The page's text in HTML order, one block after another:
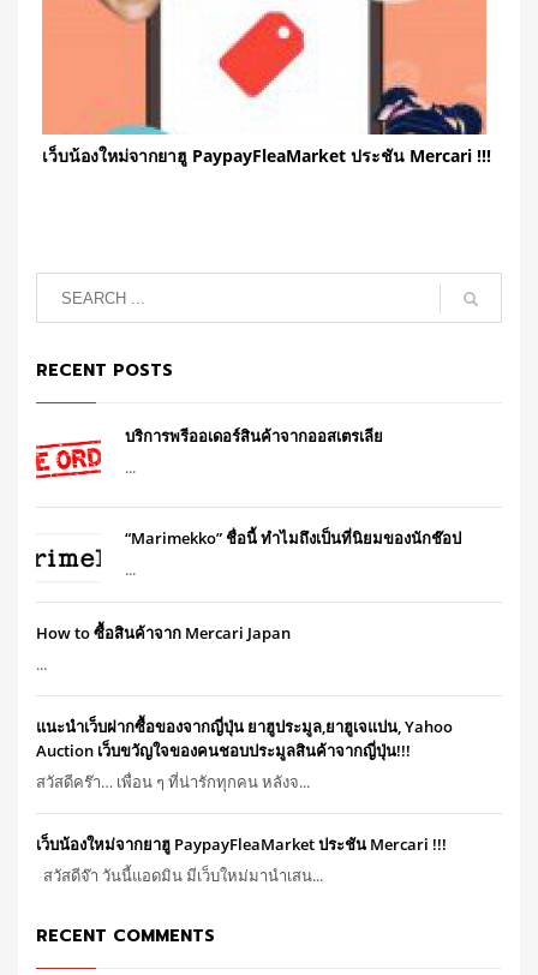
เว็บน้องใหม่จากยาฮู PaypayFleaMarket ประชัน Mercari !!!
RECENT POSTS
บริการพรีออเดอร์สินค้าจากออสเตรเลีย
...
“Marimekko” ชื่อนี้ ทำไมถึงเป็นที่นิยมของนักช๊อป
...
How to ซื้อสินค้าจาก Mercari Japan
...
แนะนำเว็บฝากซื้อของจากญี่ปุ่น ยาฮูประมูล,ยาฮูเจแปน, Yahoo
Auction เว็บขวัญใจของคนชอบประมูลสินค้าจากญี่ปุ่น!!!
สวัสดีคร๊า… เพื่อน ๆ ที่น่ารักทุกคน หลังจ...
เว็บน้องใหม่จากยาฮู PaypayFleaMarket ประชัน Mercari !!!
สวัสดีจ๊า วันนี้แอดมิน มีเว็บใหม่มานำเสน...
RECENT COMMENTS